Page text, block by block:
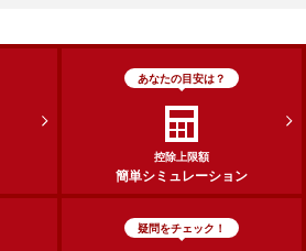
あなたの目安は？
控除上限額
簡単シミュレーション
疑問をチェック！